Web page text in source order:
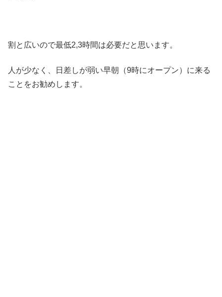
割と広いので最低2,3時間は必要だと思います。
人が少なく、日差しが弱い早朝（9時にオープン）に来る
ことをお勧めします。